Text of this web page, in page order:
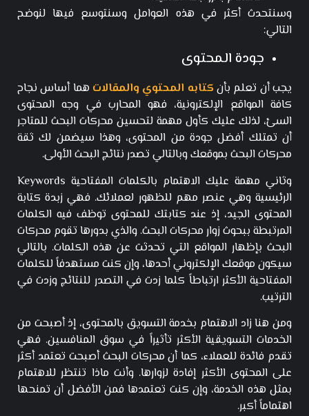
وسنتحدث أكثر في هذه العوامل وسنتوسع فيها لنوضح
التالي:
جودة المحتوى
يجب أن تعلم بأن كتابه المحتوي والمقالات هما أساس نجاح
كافة المواقع الإلكترونية، فهو المحارب في وجه المحتوى
السئ، لذلك عليك كأول مهمة لتحسين محركات البحث للمتاجر
أن تمتلك أفضل جودة من المحتوى، وهذا سيضمن لك ثقة
محركات البحث بموقعك وبالتالي تصدر نتائج البحث الأولى.
وثاني مهمة عليك الاهتمام بالكلمات المفتاحية Keywords
الرئيسية وهي عنصر مهم للظهور لعملائك. فهي زبدة كتابة
المحتوى الجيد، إذ عند كتابتك للمحتوى توظف فيه الكلمات
المرتبطة ببحوث زوار محركات البحث. والذي بدورها تقوم محركات
البحث بإظهار المواقع التي تحدثت عن هذه الكلمات. بالتالي
سيكون موقعك الإلكتروني أحدها، وإن كنت مستهدفاً للكلمات
المفتاحية الأكثر ارتباطاً كلما زدت في التصدر للنتائج وزدت في
الترتيب.
ومن هنا زاد الاهتمام بخدمة التسويق بالمحتوى، إذ أصبحت من
الخدمات التسويقية الأكثر تأثيراً في سوق المنافسين. فهي
تقدم فائدة للعملاء، كما أن محركات البحث أصبحت تعتمد أكثر
على المحتوى الأكثر إفادة لزوارها. وأنت ماذا تنتظر للاهتمام
بمثل هذه الخدمة، وإن كنت تعتمدها فمن الأفضل أن تمنحها
اهتماماً أكبر.